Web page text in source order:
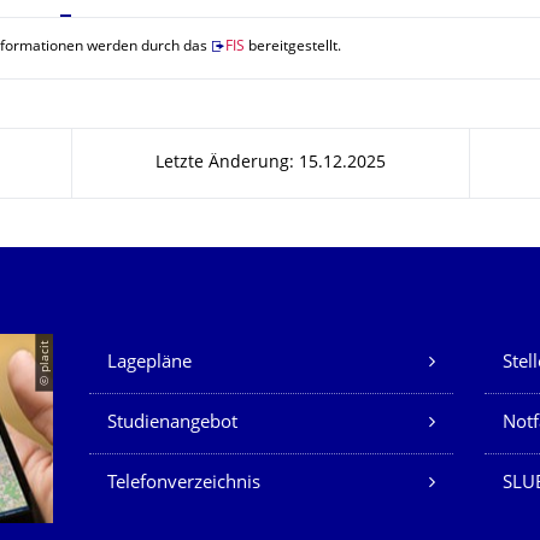
werden durch das FIS bereitgestellt.
Letzte Änderung: 15.12.2025
© placit Unsere Dienste
Lagepläne
Studienangebot
Telefonverzeichnis